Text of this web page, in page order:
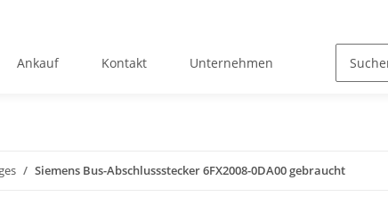
Ankauf Kontakt Unternehmen
Siemens Bus-Abschlussstecker 6FX2008-0DA00 gebraucht